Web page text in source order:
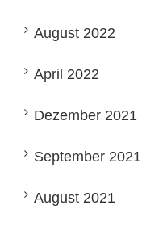
August 2022
April 2022
Dezember 2021
September 2021
August 2021